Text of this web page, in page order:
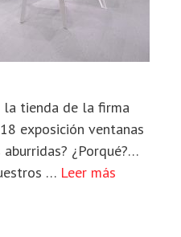
la tienda de la firma
exposición ventanas
¿Porqué?…
… Leer más